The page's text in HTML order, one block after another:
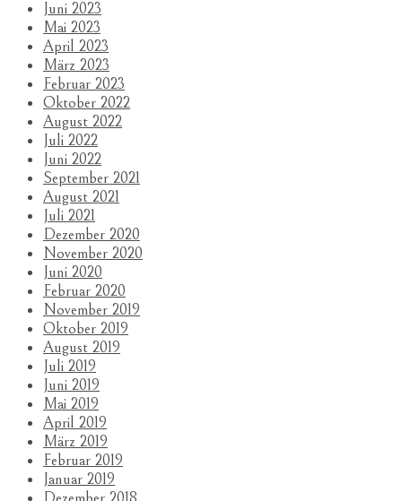
Juni 2023
Mai 2023
April 2023
März 2023
Februar 2023
Oktober 2022
August 2022
Juli 2022
Juni 2022
September 2021
August 2021
Juli 2021
Dezember 2020
November 2020
Juni 2020
Februar 2020
November 2019
Oktober 2019
August 2019
Juli 2019
Juni 2019
Mai 2019
April 2019
März 2019
Februar 2019
Januar 2019